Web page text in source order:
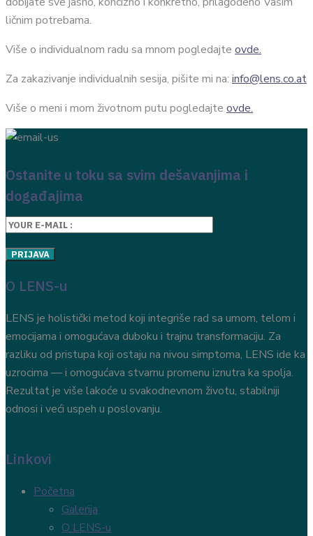
ličnim potrebama.
Više o individualnom radu sa mnom pogledajte ovde.
Za zakazivanje individualnih sesija, pišite mi na: info@lens.co.at
Više o meni i mom životnom putu pogledajte ovde.
Ostanite u toku sa svim dešavanjima i
događajima
O LENS-u
LENS je holistički metod koji integriše rad sa umom, telom i
emocijama i omogućava duboku i trajnu transformaciju. Za
razliku od pristupa koji ostaju na nivou simptoma, LENS ide ka
uzrocima — i omogućava stvarnu promenu iznutra ka spolja.
Rezultat je više lakoće u svakodnevnom životu, stabilniji
odnosi i veći uspeh u poslovanju.
Linkovi
Početna
Galerija
O LENS-u